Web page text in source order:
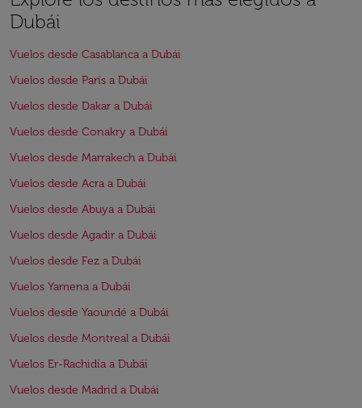
Dubái
Vuelos desde Casablanca a Dubái
Vuelos desde París a Dubái
Vuelos desde Dakar a Dubái
Vuelos desde Conakry a Dubái
Vuelos desde Marrakech a Dubái
Vuelos desde Acra a Dubái
Vuelos desde Abuya a Dubái
Vuelos desde Agadir a Dubái
Vuelos desde Fez a Dubái
Vuelos Yamena a Dubái
Vuelos desde Yaoundé a Dubái
Vuelos desde Montreal a Dubái
Vuelos Er-Rachidía a Dubái
Vuelos desde Madrid a Dubái